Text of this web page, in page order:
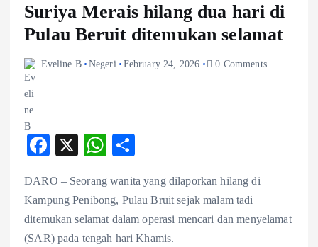
Suriya Merais hilang dua hari di
Pulau Beruit ditemukan selamat
Eveline B Negeri February 24, 2026 0 Comments
F
eb
o
o
X
W
ts
A
p
re
DARO – Seorang wanita yang dilaporkan hilang di
Kampung Penibong, Pulau Bruit sejak malam tadi
ditemukan selamat dalam operasi mencari dan menyelamat
(SAR) pada tengah hari Khamis.